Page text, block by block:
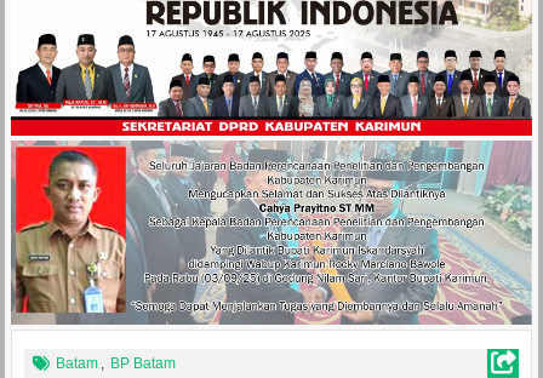
Batam , BP Batam